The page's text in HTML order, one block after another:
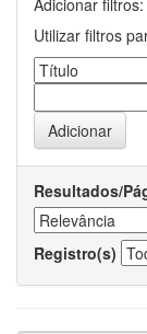
Adicionar filtros:
Utilizar filtros
Resultados/
Registro(s)